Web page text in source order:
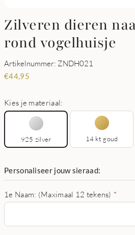
Zilveren dieren
rond vogelhuisje
Artikelnummer: ZNDH021
€44,95
Kies je materiaal:
925 zilver 14 kt goud
Personaliseer jouw sieraad:
1e Naam: (Maximaal 12 tekens) *